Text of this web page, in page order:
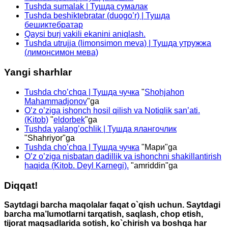
Tushda sumalak | Тушда сумалак
Tushda beshiktebratar (duogo’r) | Тушда
бешиктебратар
Qaysi burj vakili ekanini aniqlash.
Tushda utrujja (limonsimon meva) | Тушда утружжа
(лимонсимон мева)
Yangi sharhlar
Tushda cho’chqa | Тушда чучка "Shohjahon
Mahammadjonov"ga
O’z o’ziga ishonch hosil qilish va Notiqlik san’ati.
(Kitob) "eldorbek"ga
Tushda yalang’ochlik | Тушда ялангочлик
"Shahriyor"ga
Tushda cho’chqa | Тушда чучка "Мари"ga
O’z o’ziga nisbatan dadillik va ishonchni shakillantirish
haqida (Kitob. Deyl Karnegi). "amriddin"ga
Diqqat!
Saytdagi barcha maqolalar faqat o`qish uchun. Saytdagi
barcha ma’lumotlarni tarqatish, saqlash, chop etish,
tijorat maqsadlarida sotish, ko`chirish va boshqa har